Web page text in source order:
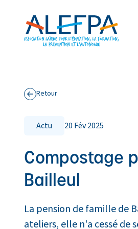
Retour
aux actualités
Actu 20 Fév 2025
Compostage
Bailleul
La pension de famille de
ateliers, elle n'a cessé de